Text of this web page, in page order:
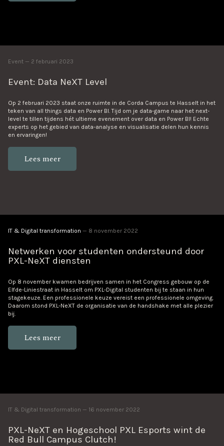
Event 2 februari 2023
Event: Data NeXT Level
Op 2 februari 2023 staat onze ruimte in de Corda Campus te Hasselt in het
teken van all things data en Power BI. Tijd om je data-game naar het next-
level te tillen tijdens hét ultieme evenement over data en Power BI! Echte
experts op het gebied van data-analyse en visualisatie delen hun kennis
en ervaringen!
Lees meer
IT & Digital transformation 8 november 2022
Netwerken voor studenten ondersteund door
PXL-NeXT diensten
Op 8 november kwamen bedrijven samen in het Congress gebouw op de
Elfde-Liniestraat in Hasselt om PXL-Digital studenten bij te staan in hun
stagekeuze. Een professionele keuze vereist een professionele omgeving.
Daarom stond PXL-NeXT de organisatie van de handshake met alle plezier
bij.
Lees meer
IT & Digital transformation 16 november 2022
PXL-NeXT en Hogeschool PXL Esports wint de
Red Bull Campus Clutch!